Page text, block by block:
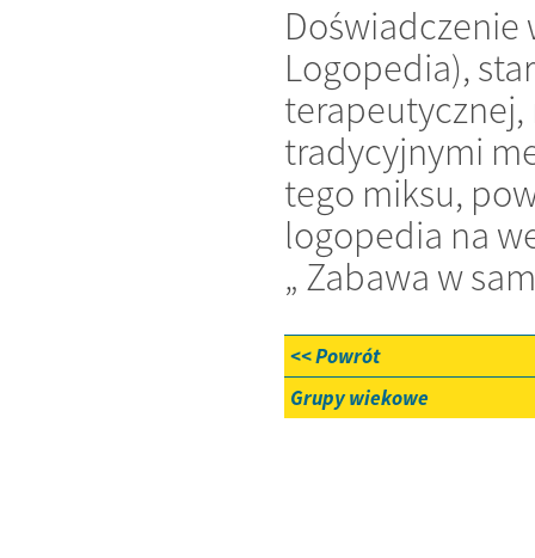
Doświadczenie
Logopedia),
tradycyjnymi
tego miksu,
logopedia na
„ Zabawa w
<< Powrót
Grupy wiekowe